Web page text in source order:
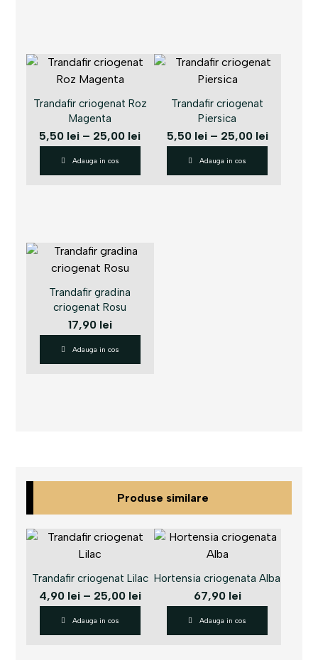
Trandafir criogenat Roz
Magenta
5,50 lei – 25,00 lei
Adauga in cos
Trandafir criogenat
Piersica
5,50 lei – 25,00 lei
Adauga in cos
Trandafir gradina
criogenat Rosu
17,90 lei
Adauga in cos
Produse similare
Trandafir criogenat Lilac
4,90 lei – 25,00 lei
Adauga in cos
Hortensia criogenata Alba
67,90 lei
Adauga in cos